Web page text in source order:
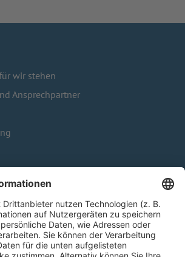
wir stehen
Ansprechpartner
SEITEN